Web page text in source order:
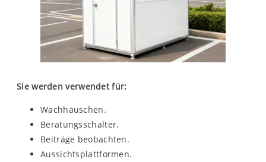
Sie werden verwendet für:
Wachhäuschen.
Beratungsschalter.
Beiträge beobachten.
Aussichtsplattformen.